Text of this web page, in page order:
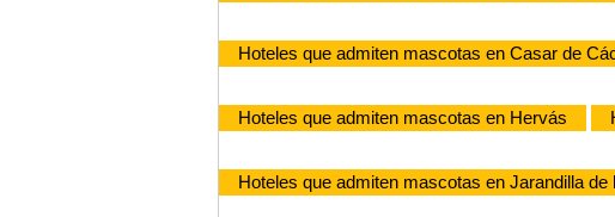
Hoteles que admiten mascotas en Casar de
Hoteles que admiten mascotas en Hervás
Hoteles que admiten mascotas en Jarandilla de